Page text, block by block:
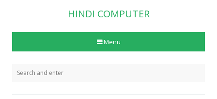
HINDI COMPUTER
Menu